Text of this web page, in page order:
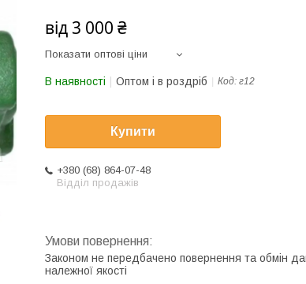
від 3 000 ₴
Показати оптові ціни
В наявності Оптом і в роздріб Код: г12
Купити
+380 (68) 864-07-48
Відділ продажів
Законом не передбачено повернення та обмін
належної якості